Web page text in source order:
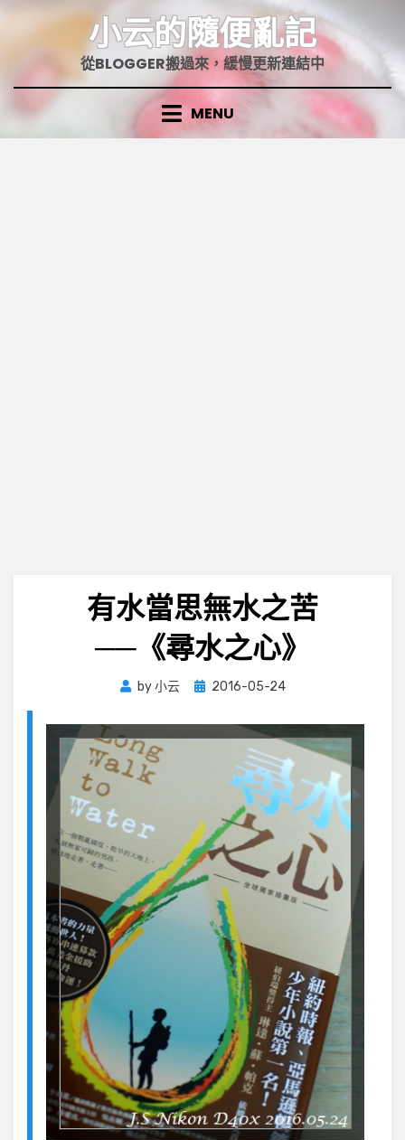
小云的隨便亂記
從BLOGGER搬過來，緩慢更新連結中
MENU
有水當思無水之苦
──《尋水之心》
by小云
Posted
2016-05-24